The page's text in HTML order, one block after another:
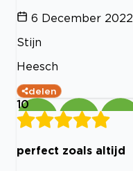
6 December 2022
Stijn
Heesch
delen
10
perfect zoals altijd